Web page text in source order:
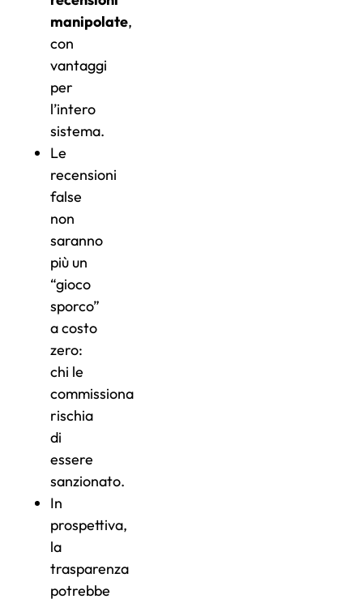
manipolate,
con
vantaggi
per
l’intero
sistema.
Le
recensioni
false
non
saranno
più un
“gioco
sporco”
a costo
zero:
chi le
commissiona
rischia
di
essere
sanzionato.
In
prospettiva,
la
trasparenza
potrebbe